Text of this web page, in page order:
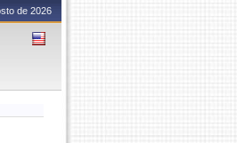
de 2026